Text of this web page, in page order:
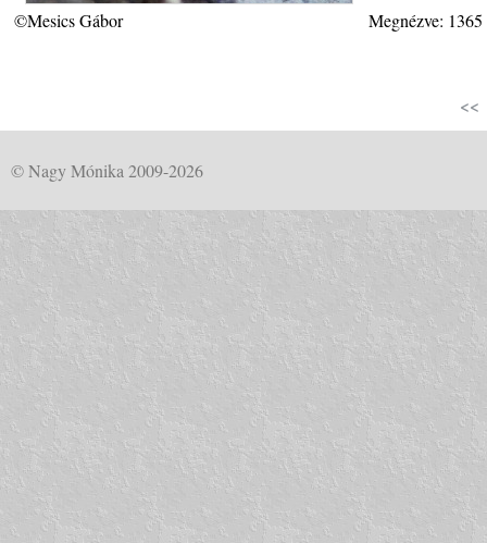
©Mesics Gábor Megnézve:
<<
© Nagy Mónika 2009-2026